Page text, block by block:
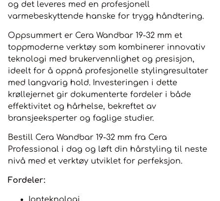
og det leveres med en profesjonell
varmebeskyttende hanske for trygg håndtering.
Oppsummert er Cera Wandbar 19-32 mm et
toppmoderne verktøy som kombinerer innovativ
teknologi med brukervennlighet og presisjon,
ideelt for å oppnå profesjonelle stylingresultater
med langvarig hold. Investeringen i dette
krøllejernet gir dokumenterte fordeler i både
effektivitet og hårhelse, bekreftet av
bransjeeksperter og faglige studier.
Bestill Cera Wandbar 19-32 mm fra Cera
Professional i dag og løft din hårstyling til neste
nivå med et verktøy utviklet for perfeksjon.
Fordeler: